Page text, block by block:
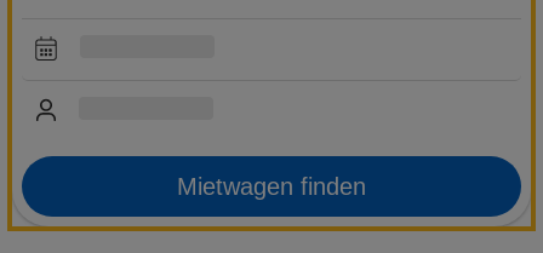
Mietwagen finden